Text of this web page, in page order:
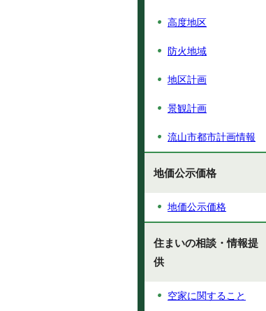
高度地区
防火地域
地区計画
景観計画
流山市都市計画情報
地価公示価格
地価公示価格
住まいの相談・情報提
供
空家に関すること